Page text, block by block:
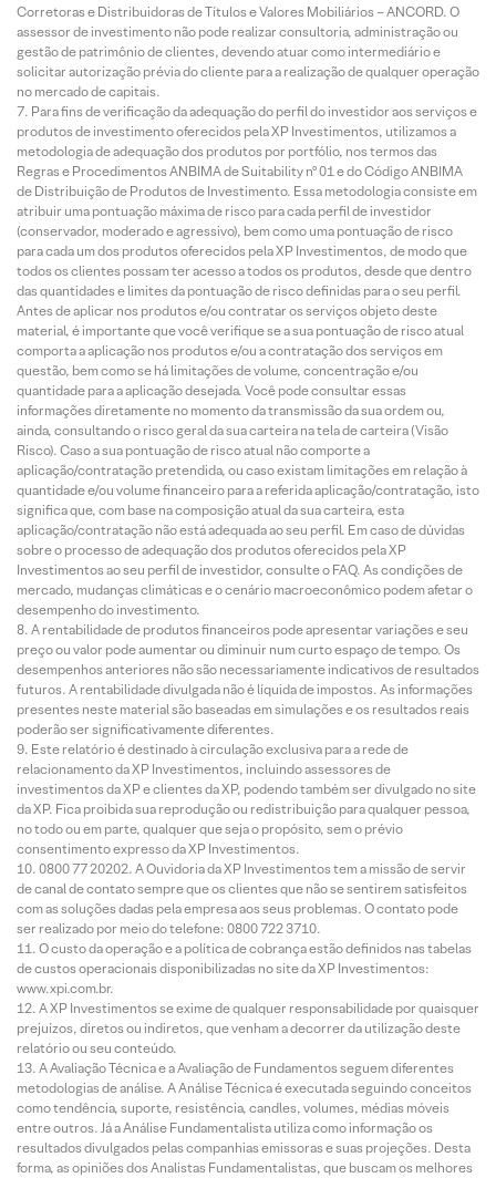
Corretoras e Distribuidoras de Títulos e Valores Mobiliários – ANCORD. O
assessor de investimento não pode realizar consultoria, administração ou
gestão de patrimônio de clientes, devendo atuar como intermediário e
solicitar autorização prévia do cliente para a realização de qualquer operação
no mercado de capitais.
Para fins de verificação da adequação do perfil do investidor aos serviços e
produtos de investimento oferecidos pela XP Investimentos, utilizamos a
metodologia de adequação dos produtos por portfólio, nos termos das
Regras e Procedimentos ANBIMA de Suitability nº 01 e do Código ANBIMA
de Distribuição de Produtos de Investimento. Essa metodologia consiste em
atribuir uma pontuação máxima de risco para cada perfil de investidor
(conservador, moderado e agressivo), bem como uma pontuação de risco
para cada um dos produtos oferecidos pela XP Investimentos, de modo que
todos os clientes possam ter acesso a todos os produtos, desde que dentro
das quantidades e limites da pontuação de risco definidas para o seu perfil.
Antes de aplicar nos produtos e/ou contratar os serviços objeto deste
material, é importante que você verifique se a sua pontuação de risco atual
comporta a aplicação nos produtos e/ou a contratação dos serviços em
questão, bem como se há limitações de volume, concentração e/ou
quantidade para a aplicação desejada. Você pode consultar essas
informações diretamente no momento da transmissão da sua ordem ou,
ainda, consultando o risco geral da sua carteira na tela de carteira (Visão
Risco). Caso a sua pontuação de risco atual não comporte a
aplicação/contratação pretendida, ou caso existam limitações em relação à
quantidade e/ou volume financeiro para a referida aplicação/contratação, isto
significa que, com base na composição atual da sua carteira, esta
aplicação/contratação não está adequada ao seu perfil. Em caso de dúvidas
sobre o processo de adequação dos produtos oferecidos pela XP
Investimentos ao seu perfil de investidor, consulte o FAQ. As condições de
mercado, mudanças climáticas e o cenário macroeconômico podem afetar o
desempenho do investimento.
A rentabilidade de produtos financeiros pode apresentar variações e seu
preço ou valor pode aumentar ou diminuir num curto espaço de tempo. Os
desempenhos anteriores não são necessariamente indicativos de resultados
futuros. A rentabilidade divulgada não é líquida de impostos. As informações
presentes neste material são baseadas em simulações e os resultados reais
poderão ser significativamente diferentes.
Este relatório é destinado à circulação exclusiva para a rede de
relacionamento da XP Investimentos, incluindo assessores de
investimentos da XP e clientes da XP, podendo também ser divulgado no site
da XP. Fica proibida sua reprodução ou redistribuição para qualquer pessoa,
no todo ou em parte, qualquer que seja o propósito, sem o prévio
consentimento expresso da XP Investimentos.
0800 77 20202. A Ouvidoria da XP Investimentos tem a missão de servir
de canal de contato sempre que os clientes que não se sentirem satisfeitos
com as soluções dadas pela empresa aos seus problemas. O contato pode
ser realizado por meio do telefone: 0800 722 3710.
O custo da operação e a política de cobrança estão definidos nas tabelas
de custos operacionais disponibilizadas no site da XP Investimentos:
www.xpi.com.br.
A XP Investimentos se exime de qualquer responsabilidade por quaisquer
prejuízos, diretos ou indiretos, que venham a decorrer da utilização deste
relatório ou seu conteúdo.
A Avaliação Técnica e a Avaliação de Fundamentos seguem diferentes
metodologias de análise. A Análise Técnica é executada seguindo conceitos
como tendência, suporte, resistência, candles, volumes, médias móveis
entre outros. Já a Análise Fundamentalista utiliza como informação os
resultados divulgados pelas companhias emissoras e suas projeções. Desta
forma, as opiniões dos Analistas Fundamentalistas, que buscam os melhores